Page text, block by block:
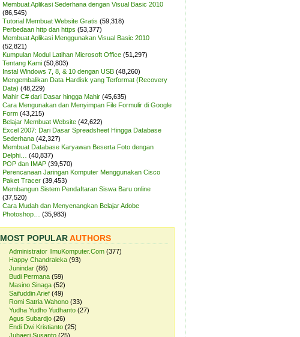
Membuat Aplikasi Sederhana dengan Visual Basic 2010
(86,545)
Tutorial Membuat Website Gratis (59,318)
Perbedaan http dan https (53,377)
Membuat Aplikasi Menggunakan Visual Basic 2010
(52,821)
Kumpulan Modul Latihan Microsoft Office (51,297)
Tentang Kami (50,803)
Instal Windows 7, 8, & 10 dengan USB (48,260)
Mengembalikan Data Hardisk yang Terformat (Recovery
Data) (48,229)
Mahir C# dari Dasar hingga Mahir (45,635)
Cara Mengunakan dan Menyimpan File Formulir di Google
Form (43,215)
Belajar Membuat Website (42,622)
Excel 2007: Dari Dasar Spreadsheet Hingga Database
Sederhana (42,327)
Membuat Database Karyawan Beserta Foto dengan
Delphi…
(40,837)
POP dan IMAP (39,570)
Perencanaan Jaringan Komputer Menggunakan Cisco
Paket Tracer (39,453)
Membangun Sistem Pendaftaran Siswa Baru online
(37,520)
Cara Mudah dan Menyenangkan Belajar Adobe
Photoshop…
(35,983)
MOST POPULARAUTHORS
Administrator IlmuKomputer.Com (377)
Happy Chandraleka (93)
Junindar (86)
Budi Permana (59)
Masino Sinaga (52)
Saifuddin Arief (49)
Romi Satria Wahono (33)
Yudha Yudho Yudhanto (27)
Agus Subardjo (26)
Endi Dwi Kristianto (25)
Juhaeri Susanto (25)